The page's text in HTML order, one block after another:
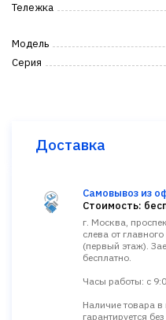
Тележка
Модель
Серия
Доставка
Самовывоз из
Стоимость:
г. Москва,
слева от
(первый этаж).
бесплатно.
Часы работы: с
Наличие товара
гарантируется